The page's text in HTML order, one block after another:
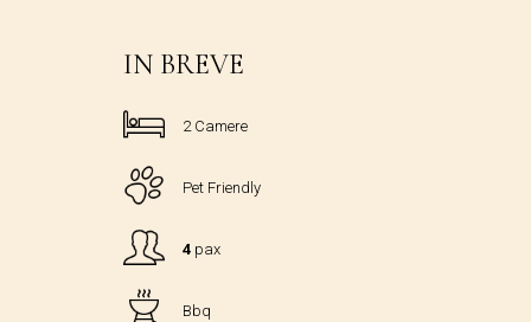
IN BREVE
2 Camere
Pet Friendly
4 pax
Bbq